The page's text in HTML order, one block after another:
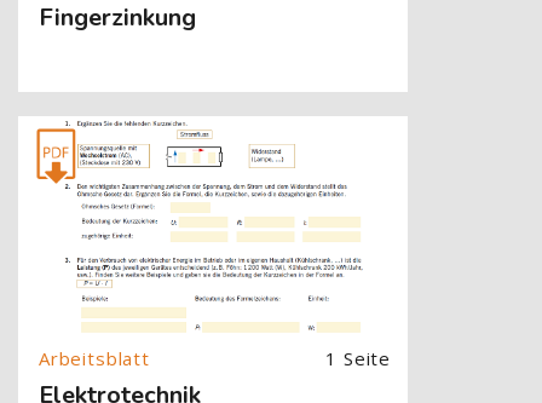
Fingerzinkung
[Cocoon] About (Text with Image) überspringen
1 Seite
Elektrotechnik